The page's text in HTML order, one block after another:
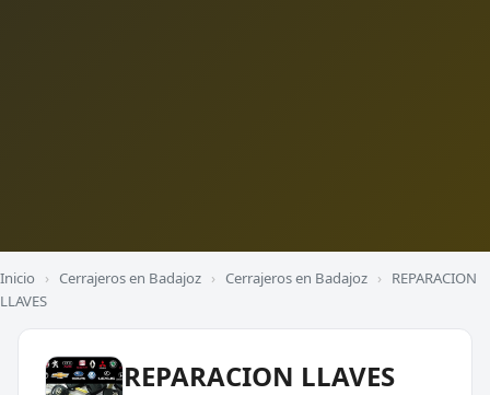
Inicio › Cerrajeros en Badajoz › Cerrajeros en Badajoz › REPARACION
LLAVES
REPARACION LLAVES